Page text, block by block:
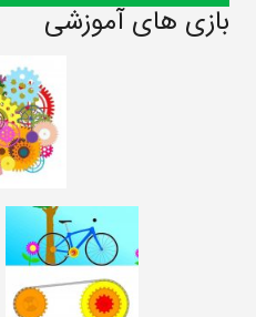
بازی های آموزشی